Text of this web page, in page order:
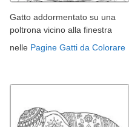
Gatto addormentato su una
poltrona vicino alla finestra
nelle Pagine Gatti da Colorare